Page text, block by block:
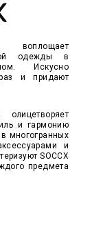
одежды в
Искусно
и придают
и гармонию
многогранных
и
SOCCX
предмета